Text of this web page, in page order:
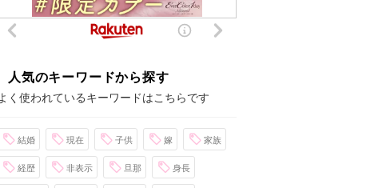
人気のキーワードから探す
く使われているキーワードはこちらです
結婚 現在 子供 嫁 家族
経歴 非表示 旦那 身長